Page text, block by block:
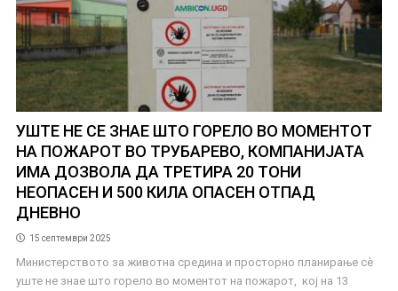
УШТЕ НЕ СЕ ЗНАЕ ШТО ГОРЕЛО ВО МОМЕНТОТ
НА ПОЖАРОТ ВО ТРУБАРЕВО, КОМПАНИЈАТА
ИМА ДОЗВОЛА ДА ТРЕТИРА 20 ТОНИ
НЕОПАСЕН И 500 КИЛА ОПАСЕН ОТПАД
ДНЕВНО
15 септември 2025
Министерството за животна средина и просторно планирање сѐ
уште не знае што горело во моментот на пожарот, кој на 13